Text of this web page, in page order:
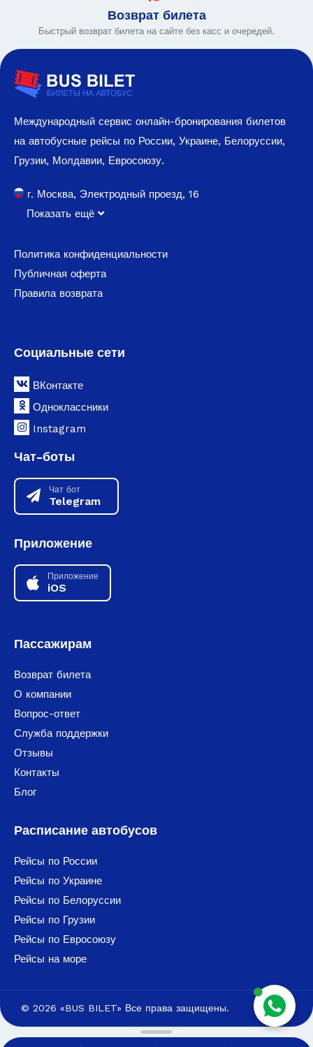
Возврат билета
Быстрый возврат билета на сайте без касс и очередей.
Международный сервис онлайн-бронирования билетов
на автобусные рейсы по России, Украине, Белоруссии,
Грузии, Молдавии, Евросоюзу.
г. Москва, Электродный проезд, 16
Показать ещё
Политика конфиденциальности
Публичная оферта
Правила возврата
Социальные сети
ВКонтакте
Одноклассники
Instagram
Чат-боты
Чат бот
Telegram
Приложение
Приложение
iOS
Пассажирам
Возврат билета
О компании
Вопрос-ответ
Служба поддержки
Отзывы
Контакты
Блог
Расписание автобусов
Рейсы по России
Рейсы по Украине
Рейсы по Белоруссии
Рейсы по Грузии
Рейсы по Евросоюзу
Рейсы на море
© 2026 «BUS BILET» Все права защищены.